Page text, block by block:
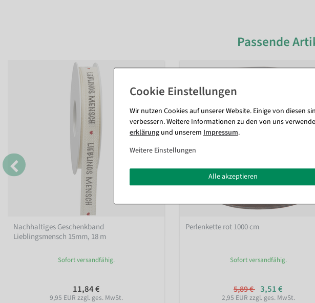
Passende
Nachhaltiges Geschenkband
Lieblingsmensch 15mm, 18 m
Sofort versandfähig.
11,84 €
9,95 EUR zzgl. ges. MwSt.
Perlenkette rot 1000 cm
Sofort versandfähig.
5,89 € 3,51 €
2,95 EUR zzgl. ges. MwSt.
Wir nutzen Cookies auf unserer Website. Einige von diesen
verbessern. Weitere Informationen zu den von uns
erklärung und unserem Impressum.
Weitere Einstellungen
Alle akzeptieren